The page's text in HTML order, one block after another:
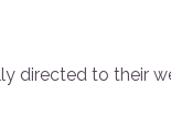
directed to their